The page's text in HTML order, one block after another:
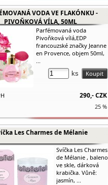
VODA VE FLAKÓNKU -
PIVOŇKOVÁ VÍLA, 50ML
Parfémovaná voda
Pivoňková vílá,EDP
francouzské značky Jeanne
en Provence, objem 50ml,
...
ks
290,-CZK
25 %
Les Charmes de Mélanie
Svíčka Les Charmes
de Mélanie , baleno
ve skle, dárková
krabička. Vůně:
jasmín, ...